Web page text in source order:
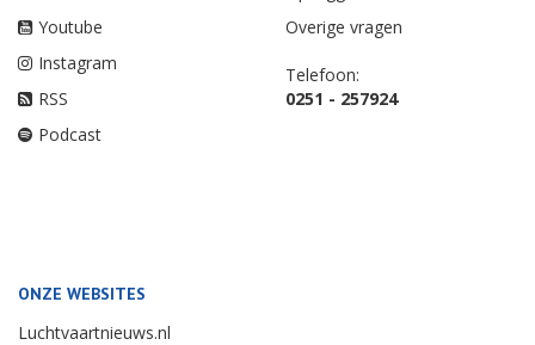
Youtube
Instagram
RSS
Podcast
Overige vragen
Telefoon:
0251 - 257924
ONZE WEBSITES
Luchtvaartnieuws.nl